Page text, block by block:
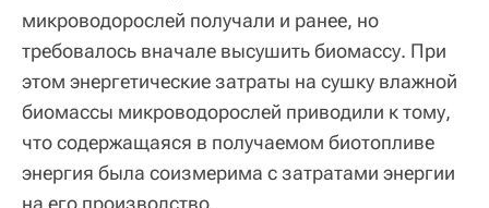
микроводорослей получали и ранее, но
требовалось вначале высушить биомассу. При
этом энергетические затраты на сушку влажной
биомассы микроводорослей приводили к тому,
что содержащаяся в получаемом биотопливе
энергия была соизмерима с затратами энергии
на его производство.